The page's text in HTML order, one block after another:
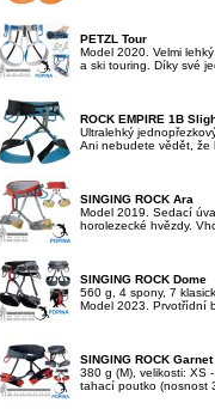
PETZL Tour
Model 2020. Velmi
a ski touring. Díky své
ROCK EMPIRE 1B
Ultralehký
Ani nebudete vědět, že
SINGING ROCK Ara
Model 2019. Sedací
horolezecké hvězdy.
SINGING ROCK Dome
560 g, 4 spony, 7
Model 2023. Prvotřídní
SINGING ROCK Garnet
380 g (M), velikosti: XS
tahací poutko (nosnost